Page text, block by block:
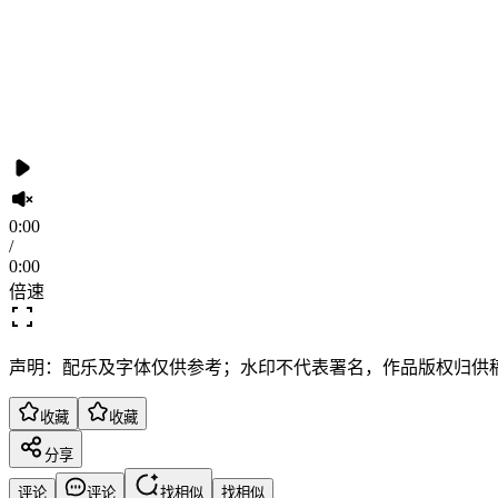
0:00
/
0:00
倍速
声明：配乐及字体仅供参考；水印不代表署名，作品版权归供
收藏 收藏
分享
评论 评论 找相似 找相似